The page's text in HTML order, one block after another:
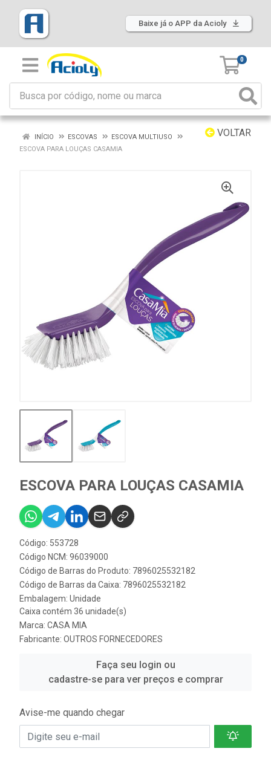
Baixe já o APP da Acioly
0
VOLTAR
INÍCIO ESCOVAS
ESCOVA MULTIUSO
ESCOVA PARA LOUÇAS CASAMIA
ESCOVA PARA LOUÇAS CASAMIA
Código: 553728
Código NCM: 96039000
Código de Barras do Produto: 7896025532182
Código de Barras da Caixa: 7896025532182
Embalagem: Unidade
Caixa contém 36 unidade(s)
Marca: CASA MIA
Fabricante: OUTROS FORNECEDORES
Faça seu login ou
cadastre-se para ver preços e comprar
Avise-me quando chegar